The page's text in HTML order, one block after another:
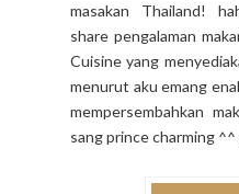
masakan Thailand!
share pengalaman
Cuisine yang
menurut aku emang
mempersembahkan
sang prince charming ^^